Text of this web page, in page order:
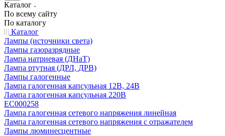
Каталог
По всему сайту
По каталогу
Каталог
Лампы (источники света)
Лампы газоразрядные
Лампа натриевая (ДНаТ)
Лампа ртутная (ДРЛ, ДРВ)
Лампы галогенные
Лампа галогенная капсульная 12В, 24В
Лампа галогенная капсульная 220В
EC000258
Лампа галогенная сетевого напряжения линейная
Лампа галогенная сетевого напряжения с отражателем
Лампы люминесцентные